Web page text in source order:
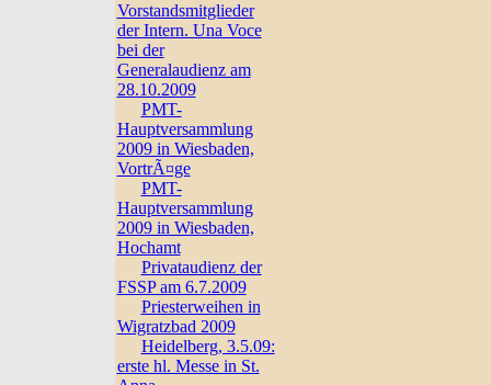
Vorstandsmitglieder
der Intern. Una Voce
bei der
Generalaudienz am
28.10.2009
PMT-
Hauptversammlung
2009 in Wiesbaden,
VortrÃ¤ge
PMT-
Hauptversammlung
2009 in Wiesbaden,
Hochamt
Privataudienz der
FSSP am 6.7.2009
Priesterweihen in
Wigratzbad 2009
Heidelberg, 3.5.09:
erste hl. Messe in St.